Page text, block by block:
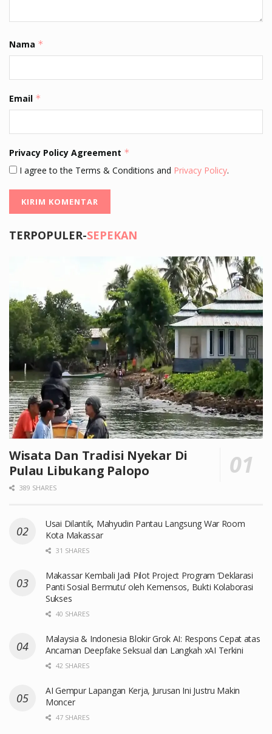
Nama *
Email *
Privacy Policy Agreement *
I agree to the Terms & Conditions and Privacy Policy.
TERPOPULER-SEPEKAN
Wisata Dan Tradisi Nyekar Di
Pulau Libukang Palopo
389 SHARES
Usai Dilantik, Mahyudin Pantau Langsung War Room
Kota Makassar
31 SHARES
Makassar Kembali Jadi Pilot Project Program ‘Deklarasi
Panti Sosial Bermutu’ oleh Kemensos, Bukti Kolaborasi
Sukses
40 SHARES
Malaysia & Indonesia Blokir Grok AI: Respons Cepat atas
Ancaman Deepfake Seksual dan Langkah xAI Terkini
42 SHARES
AI Gempur Lapangan Kerja, Jurusan Ini Justru Makin
Moncer
47 SHARES